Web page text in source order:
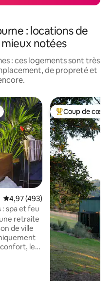
: locations de
notées
: ces logements sont très
de propreté et
plus appréciés
Évaluation moyenne sur la
4,97 (493)
spa et feu
retraite
de ville
le
Coups de cœur
Coup de cœur